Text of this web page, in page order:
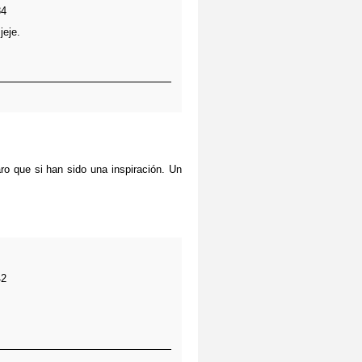
que si han sido una inspiración. Un